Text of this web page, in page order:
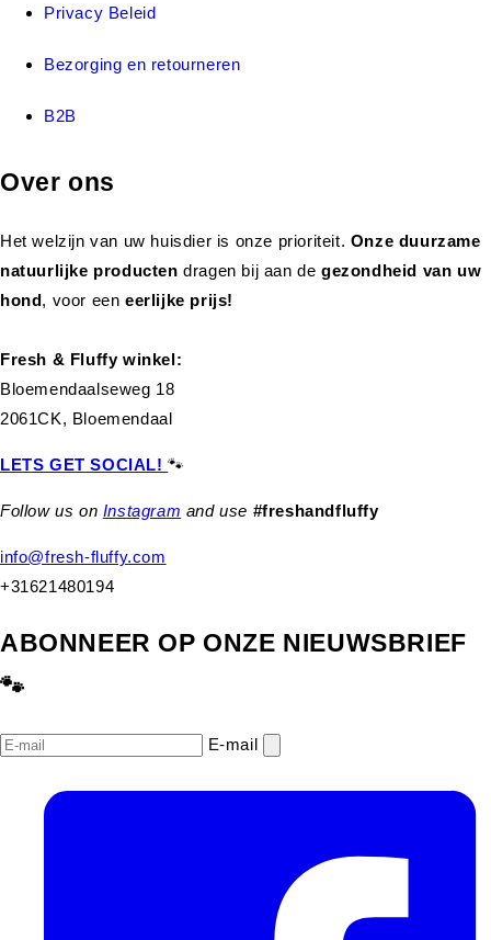
Privacy Beleid
Bezorging en retourneren
B2B
Over ons
Het welzijn van uw huisdier is onze prioriteit. Onze duurzame
natuurlijke productendragen bij aan de gezondheid van uw
hond, voor eeneerlijke prijs!
Fresh & Fluffy winkel:
Bloemendaalseweg 18
2061CK, Bloemendaal
LETS GET SOCIAL!🐾
Follow us on Instagram and use #freshandfluffy
info@fresh-fluffy.com
+31621480194
ABONNEER OP ONZE NIEUWSBRIEF
🐾
E‑mail